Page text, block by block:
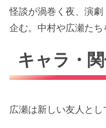
怪談が渦巻く夜、演
企む。中村や広瀬たち
キャラ・
広瀬は新しい友人とし